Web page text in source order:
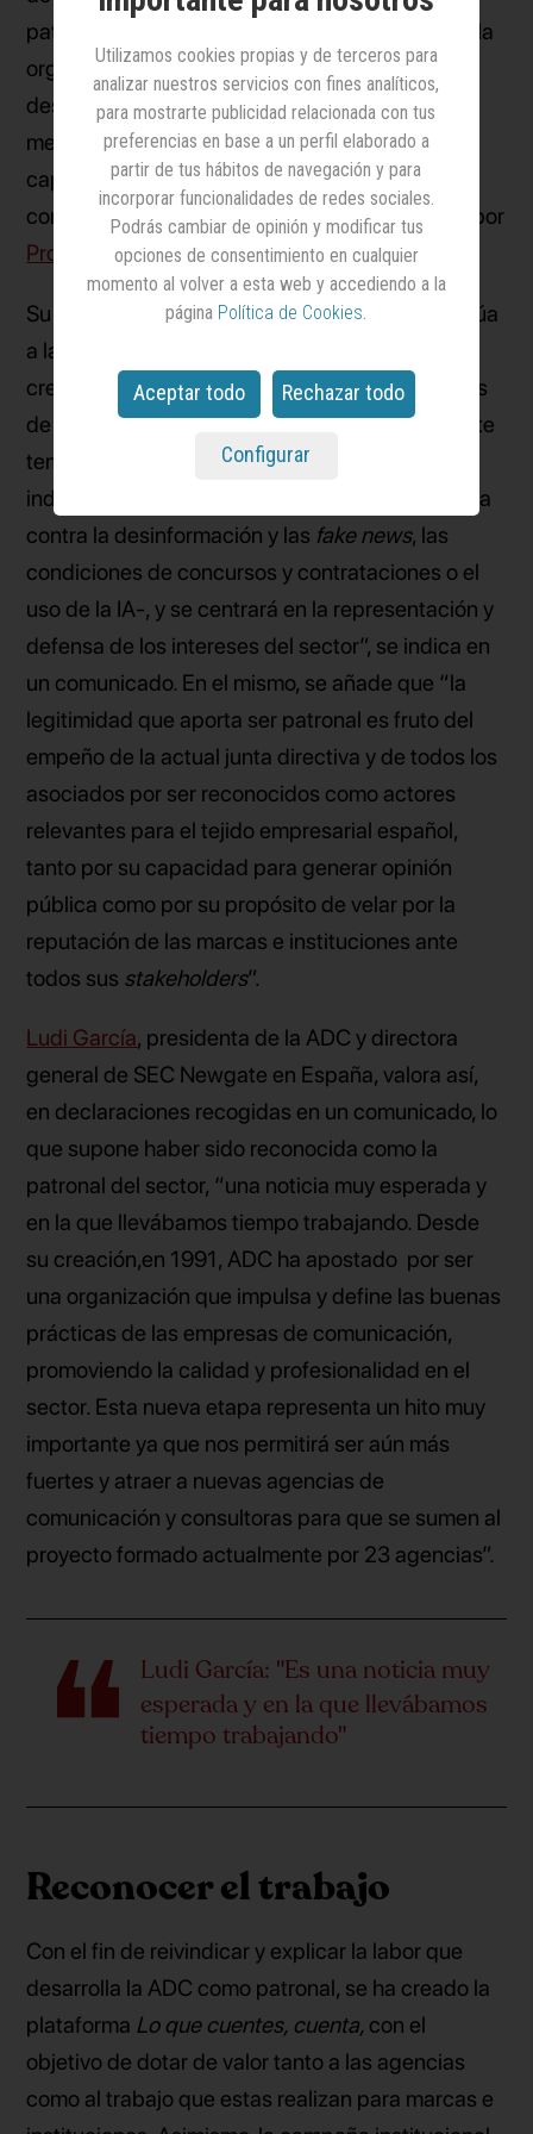
patronal de este sector. Un hito, señalan desde la
organización, que, además, se refuerza con el
desarrollo de una campaña institucional en
medios centrada en “poner en valor las
capacidades únicas con las que cuentan las
consultoras”, y que ha sido ideada y ejecutada por
Probably
.
Su reconocimiento como patronal del sector sitúa
a la asociación ante “una nueva etapa de
crecimiento en la que se presentan nuevos retos
de futuro como la consolidación de su papel ante
temas de actualidad y gran relevancia para la
industria -como la propiedad intelectual, la lucha
contra la desinformación y las fake news, las
condiciones de concursos y contrataciones o el
uso de la IA-, y se centrará en la representación y
defensa de los intereses del sector”, se indica en
un comunicado. En el mismo, se añade que “la
legitimidad que aporta ser patronal es fruto del
empeño de la actual junta directiva y de todos los
asociados por ser reconocidos como actores
relevantes para el tejido empresarial español,
tanto por su capacidad para generar opinión
pública como por su propósito de velar por la
reputación de las marcas e instituciones ante
todos sus stakeholders”.
Ludi García, presidenta de la ADC y directora
general de SEC Newgate en España, valora así,
en declaraciones recogidas en un comunicado, lo
que supone haber sido reconocida como la
patronal del sector, “una noticia muy esperada y
en la que llevábamos tiempo trabajando. Desde
su creación,en 1991, ADC ha apostado por ser
una organización que impulsa y define las buenas
prácticas de las empresas de comunicación,
promoviendo la calidad y profesionalidad en el
sector. Esta nueva etapa representa un hito muy
importante ya que nos permitirá ser aún más
fuertes y atraer a nuevas agencias de
comunicación y consultoras para que se sumen al
proyecto formado actualmente por 23 agencias”.
Ludi García: "Es una noticia muy
esperada y en la que llevábamos
tiempo trabajando"
Reconocer el trabajo
Con el fin de reivindicar y explicar la labor que
desarrolla la ADC como patronal, se ha creado la
plataforma Lo que cuentes, cuenta, con el
objetivo de dotar de valor tanto a las agencias
como al trabajo que estas realizan para marcas e
Utilizamos cookies propias y de terceros para
analizar nuestros servicios con fines analíticos,
para mostrarte publicidad relacionada con tus
preferencias en base a un perfil elaborado a
partir de tus hábitos de navegación y para
incorporar funcionalidades de redes sociales.
Podrás cambiar de opinión y modificar tus
opciones de consentimiento en cualquier
momento al volver a esta web y accediendo a la
página Política de Cookies
Aceptar todo Rechazar todo
Configurar